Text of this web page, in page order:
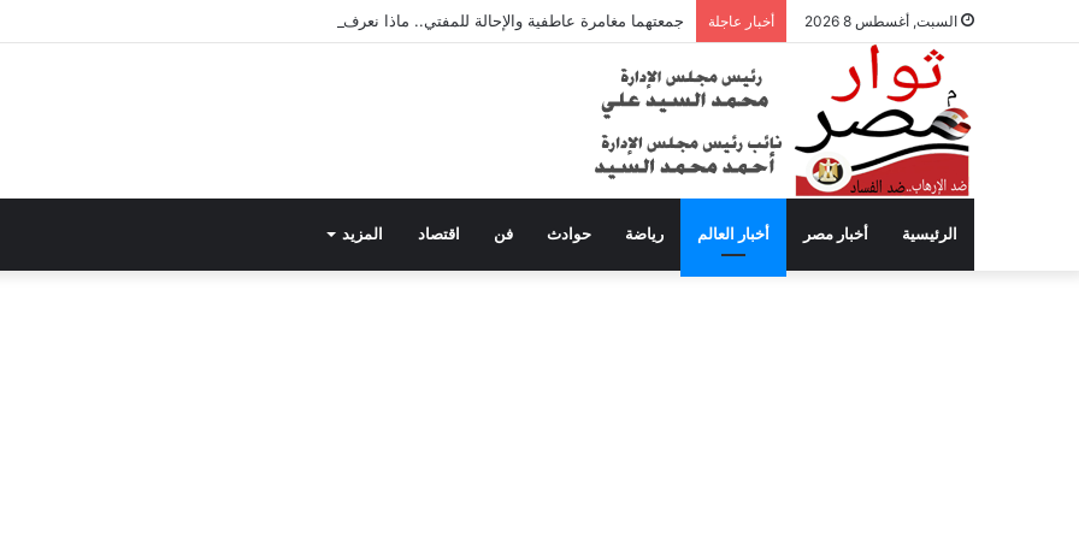
السبت, أغسطس 8 2026 أخبار عاجلة جمعتهما مغامرة عاطفية والإحالة للمفتي.. ماذا نعرف عن علاقة سارة خليفة بـ”فتحي الأبيض”؟
الرئيسية أخبار مصر أخبار العالم رياضة حوادث فن اقتصاد المزيد